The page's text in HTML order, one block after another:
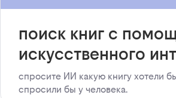
поиск книг с
искусственного
спросите ИИ какую книгу хотели
спросили бы у человека.